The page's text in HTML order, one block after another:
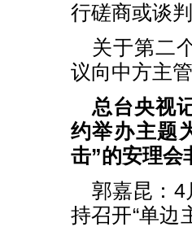
行磋商或谈
关于第二
议向中方主
总台央视
约举办主题
击”的安理会
郭嘉昆：4
持召开“单边